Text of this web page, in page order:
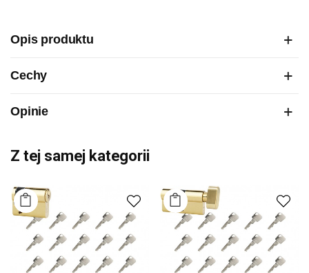
Opis produktu
Cechy
Opinie
Z tej samej kategorii